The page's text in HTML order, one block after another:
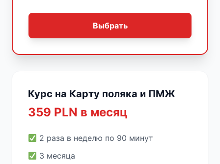
Выбрать
Курс на Карту поляка и ПМЖ
359 PLN в месяц
2 раза в неделю по 90 минут
3 месяца